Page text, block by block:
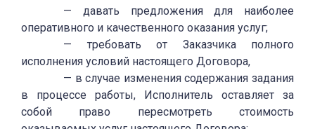
— давать предложения для наиболее
оперативного и качественного оказания услуг;
— требовать от Заказчика полного
исполнения условий настоящего Договора,
— в случае изменения содержания задания
в процессе работы, Исполнитель оставляет за
собой право пересмотреть стоимость